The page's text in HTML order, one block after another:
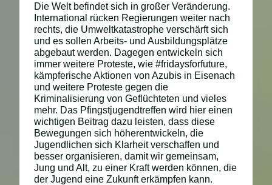
Die Welt befindet sich in großer Veränderung.
International rücken Regierungen weiter nach
rechts, die Umweltkatastrophe verschärft sich
und es sollen Arbeits- und Ausbildungsplätze
abgebaut werden. Dagegen entwickeln sich
immer weitere Proteste, wie #fridaysforfuture,
kämpferische Aktionen von Azubis in Eisenach
und weitere Proteste gegen die
Kriminalisierung von Geflüchteten und vieles
mehr. Das Pfingstjugendtreffen wird hier einen
wichtigen Beitrag dazu leisten, dass diese
Bewegungen sich höherentwickeln, die
Jugendlichen sich Klarheit verschaffen und
besser organisieren, damit wir gemeinsam,
Jung und Alt, zu einer Kraft werden können, die
der Jugend eine Zukunft erkämpfen kann.